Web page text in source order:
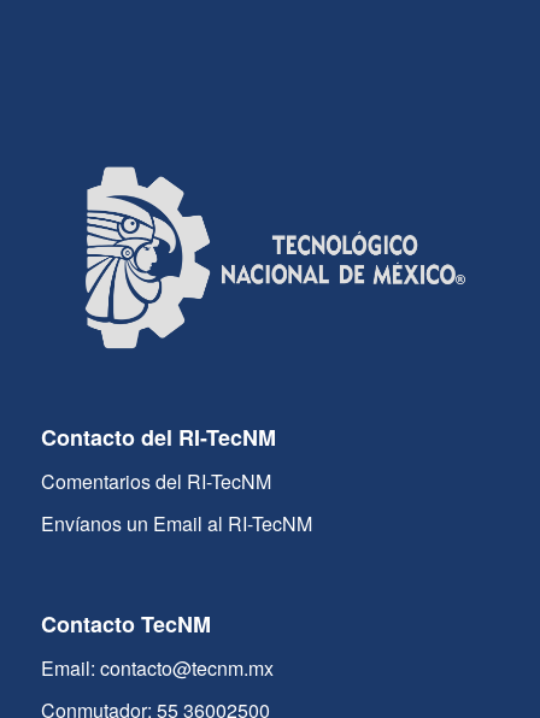
Contacto del RI-TecNM
Comentarios del RI-TecNM
Envíanos un Email al RI-TecNM
Contacto TecNM
Email: contacto@tecnm.mx
Conmutador: 55 36002500